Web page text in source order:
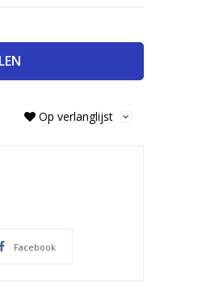
Op verlanglijst
Facebook